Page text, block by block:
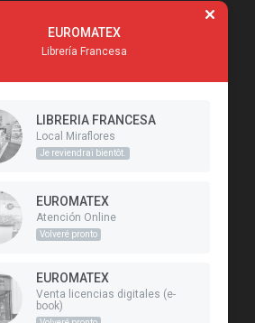
EUROMATEX
Librería Francesa
LIBRERIA FRANCESA
Local Miraflores
Je reviendrai bientôt.
EUROMATEX
Atención Online
Volveré pronto
EUROMATEX
Venta licencias digitales (e-
book)